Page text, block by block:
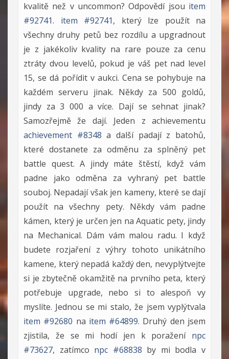
kvalitě než v uncommon? Odpovědí jsou item
#92741. item #92741, který lze použít na
všechny druhy petů bez rozdílu a upgradnout
je z jakékoliv kvality na rare pouze za cenu
ztráty dvou levelů, pokud je váš pet nad level
15, se dá pořídit v aukci. Cena se pohybuje na
každém serveru jinak. Někdy za 500 goldů,
jindy za 3 000 a více. Dají se sehnat jinak?
Samozřejmě že dají. Jeden z achievementu
achievement #8348 a další padají z batohů,
které dostanete za odměnu za splněný pet
battle quest. A jindy máte štěstí, když vám
padne jako odměna za vyhraný pet battle
souboj. Nepadají však jen kameny, které se dají
použít na všechny pety. Někdy vám padne
kámen, který je určen jen na Aquatic pety, jindy
na Mechanical. Dám vám malou radu. I když
budete rozjaření z výhry tohoto unikátního
kamene, který nepadá každý den, nevyplýtvejte
si je zbytečně okamžitě na prvního peta, který
potřebuje upgrade, nebo si to alespoň vy
myslíte. Jednou se mi stalo, že jsem vyplýtvala
item #92680 na item #64899. Druhý den jsem
zjistila, že se mi hodí jen k poražení npc
#73627, zatímco npc #68838 by mi bodla v